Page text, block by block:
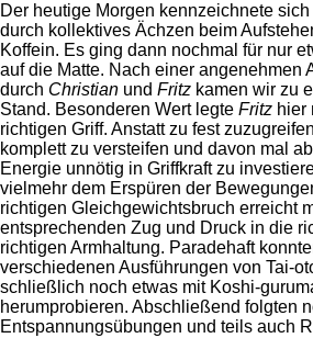
Der heutige Morgen kennzeichnete
durch kollektives Ächzen beim
Koffein. Es ging dann nochmal für nur
auf die Matte. Nach einer angenehmen
durch Christian und Fritz kamen wir zu
Stand. Besonderen Wert legte Fritz hier
richtigen Griff. Anstatt zu fest
komplett zu versteifen und davon mal
Energie unnötig in Griffkraft zu
vielmehr dem Erspüren der
richtigen Gleichgewichtsbruch erreicht
entsprechenden Zug und Druck in die
richtigen Armhaltung. Paradehaft
verschiedenen Ausführungen von Tai-
schließlich noch etwas mit Koshi-
herumprobieren. Abschließend folgten
Entspannungsübungen und teils auch